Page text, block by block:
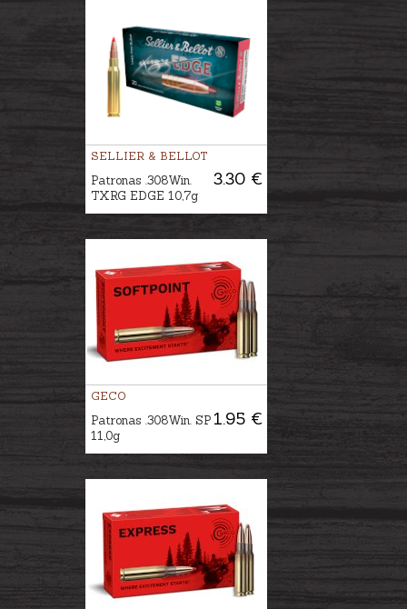
SELLIER & BELLOT
3.30 €
Patronas .308Win.
TXRG EDGE 10,7g
GECO
1.95 €
Patronas .308Win. SP
11,0g